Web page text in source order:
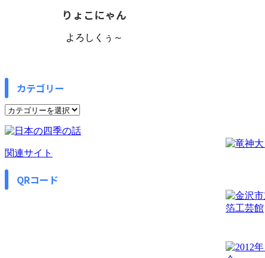
りょこにゃん
よろしくぅ～
カテゴリー
カ
ゴ
リ
ー
関連サイト
QRコード